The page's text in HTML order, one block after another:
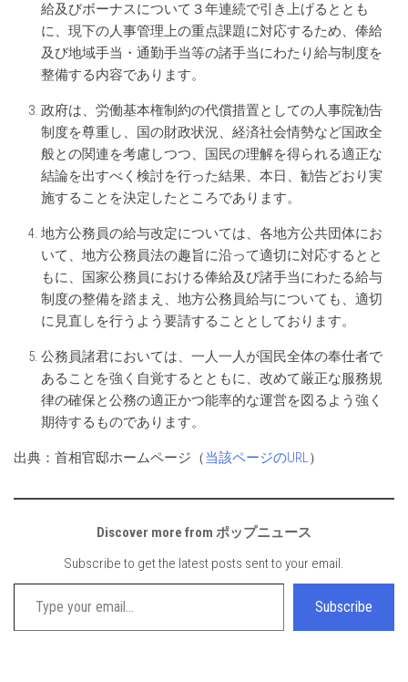
給及びボーナスについて３年連続で引き上げるととも
に、現下の人事管理上の重点課題に対応するため、俸給
及び地域手当・通勤手当等の諸手当にわたり給与制度を
整備する内容であります。
政府は、労働基本権制約の代償措置としての人事院勧告
制度を尊重し、国の財政状況、経済社会情勢など国政全
般との関連を考慮しつつ、国民の理解を得られる適正な
結論を出すべく検討を行った結果、本日、勧告どおり実
施することを決定したところであります。
地方公務員の給与改定については、各地方公共団体にお
いて、地方公務員法の趣旨に沿って適切に対応するとと
もに、国家公務員における俸給及び諸手当にわたる給与
制度の整備を踏まえ、地方公務員給与についても、適切
に見直しを行うよう要請することとしております。
公務員諸君においては、一人一人が国民全体の奉仕者で
あることを強く自覚するとともに、改めて厳正な服務規
律の確保と公務の適正かつ能率的な運営を図るよう強く
期待するものであります。
出典：首相官邸ホームページ（当該ページのURL）
Discover more from ポップニュース
Subscribe to get the latest posts sent to your email.
Type your email…
Subscribe